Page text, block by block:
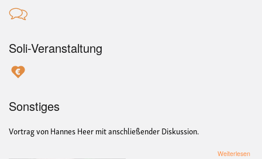
Soli-Veranstaltung
Sonstiges
Vortrag von Hannes Heer mit anschließender Diskussion.
Weiterlesen